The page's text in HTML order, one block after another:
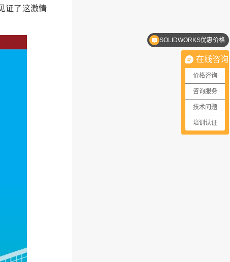
证了这激情
在线咨询
价格咨询
咨询服务
技术问题
培训认证
SOLIDWORKS正版软件